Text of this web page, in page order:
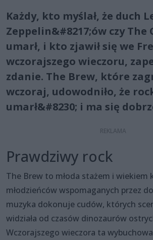
Każdy, kto myślał, że duch
Zeppelin&#8217;ów czy The
umarł, i kto zjawił się we
wczorajszego wieczoru,
zdanie. The Brew, które
wczoraj, udowodniło, że
umarł&#8230; i ma się
Prawdziwy rock
The Brew to młoda stażem i wiekiem
młodzieńców wspomaganych przez
muzyka dokonuje cudów, których
widziała od czasów dinozaurów
Wczorajszego wieczora ta